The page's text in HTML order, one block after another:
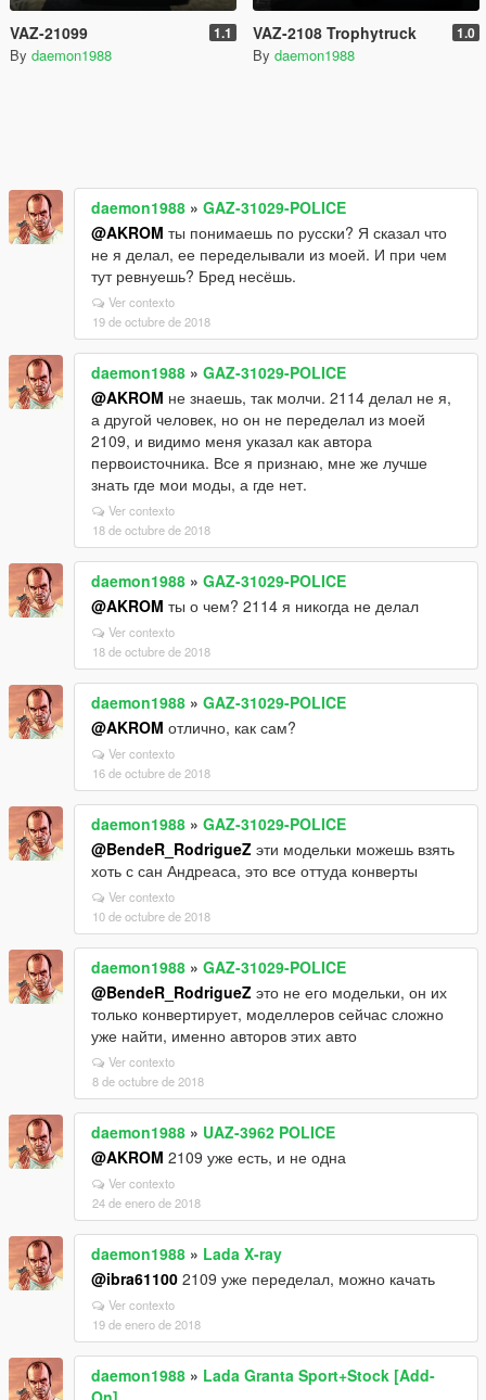
VAZ-21099 1.1
By daemon1988
VAZ-2108 Trophytruck 1.0
By daemon1988
daemon1988 » GAZ-31029-POLICE
@AKROM ты понимаешь по русски? Я сказал что
не я делал, ее переделывали из моей. И при чем
тут ревнуешь? Бред несёшь.
Ver contexto
19 de octubre de 2018
daemon1988 » GAZ-31029-POLICE
@AKROM не знаешь, так молчи. 2114 делал не я,
а другой человек, но он не переделал из моей
2109, и видимо меня указал как автора
первоисточника. Все я признаю, мне же лучше
знать где мои моды, а где нет.
Ver contexto
18 de octubre de 2018
daemon1988 » GAZ-31029-POLICE
@AKROM ты о чем? 2114 я никогда не делал
Ver contexto
18 de octubre de 2018
daemon1988 » GAZ-31029-POLICE
@AKROM отлично, как сам?
Ver contexto
16 de octubre de 2018
daemon1988 » GAZ-31029-POLICE
@BendeR_RodrigueZ эти модельки можешь взять
хоть с сан Андреаса, это все оттуда конверты
Ver contexto
10 de octubre de 2018
daemon1988 » GAZ-31029-POLICE
@BendeR_RodrigueZ это не его модельки, он их
только конвертирует, моделлеров сейчас сложно
уже найти, именно авторов этих авто
Ver contexto
8 de octubre de 2018
daemon1988 » UAZ-3962 POLICE
@AKROM 2109 уже есть, и не одна
Ver contexto
24 de enero de 2018
daemon1988 » Lada X-ray
@ibra61100 2109 уже переделал, можно качать
Ver contexto
19 de enero de 2018
daemon1988 » Lada Granta Sport+Stock [Add-